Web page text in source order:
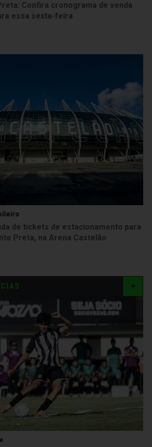
Confira cronograma de venda
essa sexta-feira
de tickets de estacionamento para
Preta, na Arena Castelão